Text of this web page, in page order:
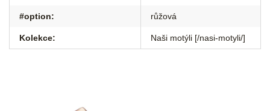
#option: růžová
Kolekce: Naši motýli [/nasi-motyli/]